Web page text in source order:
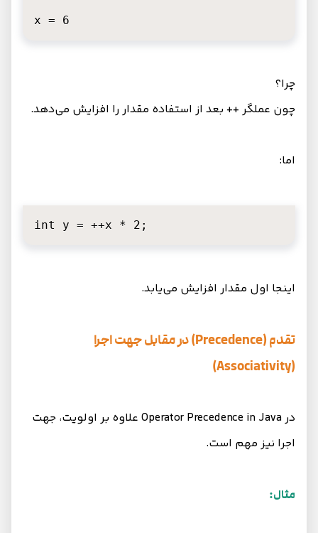
x = 6
چرا؟
چون عملگر ++ بعد از استفاده مقدار را افزایش می‌دهد.
اما:
int y = ++x * 2;
اینجا اول مقدار افزایش می‌یابد.
تقدم (Precedence) در مقابل جهت اجرا
(Associativity)
در Operator Precedence in Java علاوه بر اولویت، جهت
اجرا نیز مهم است.
مثال: